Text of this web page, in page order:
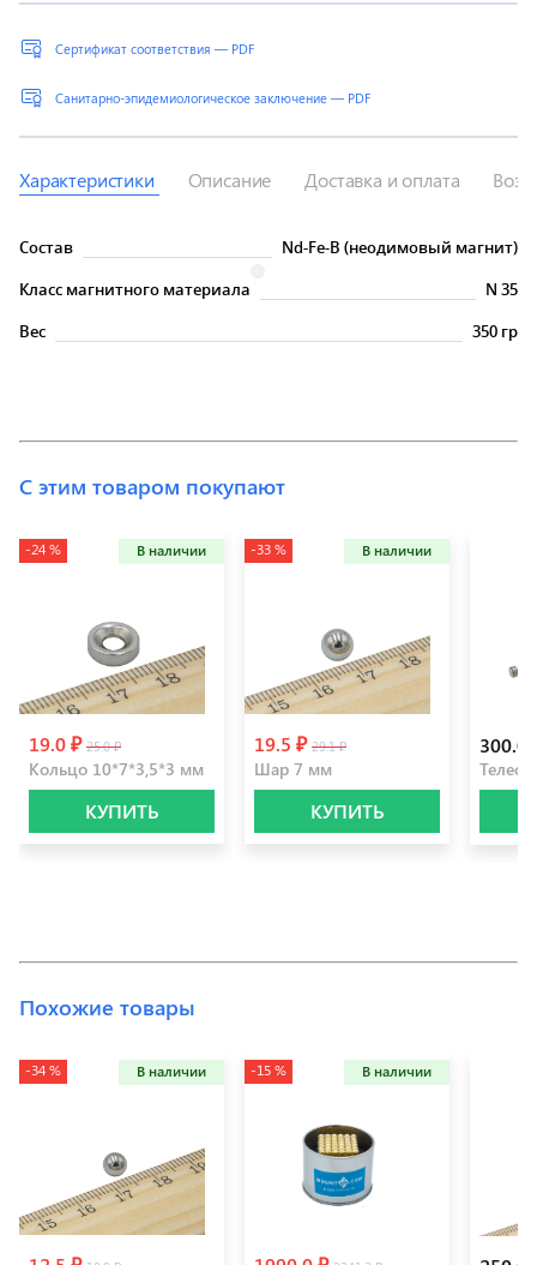
Сертификат соответствия — PDF
Санитарно-эпидемиологическое заключение — PDF
Характеристики Описание Доставка и оплата
Состав
Nd-Fe-B (неодимовый магнит)
Класс магнитного материала
N 35
Вес
350 гр
С этим товаром покупают
-24 % В наличии
19.0 ₽ 25.0 ₽
Кольцо 10*7*3,5*3 мм
КУПИТЬ
-33 % В наличии
19.5 ₽ 29.1 ₽
Шар 7 мм
КУПИТЬ
300.0
Похожие товары
-34 % В наличии -15 % В наличии